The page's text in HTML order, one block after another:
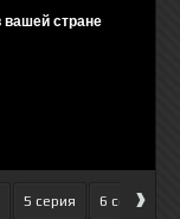
5 серия 6 серия
›